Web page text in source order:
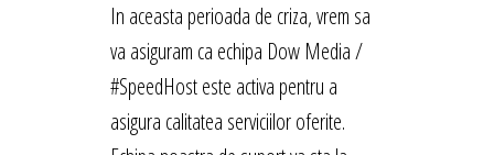
In aceasta perioada de criza, vrem sa
va asiguram ca echipa Dow Media /
#SpeedHost este activa pentru a
asigura calitatea serviciilor oferite.